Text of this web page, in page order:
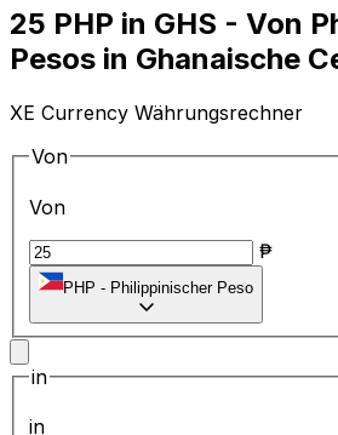
25 PHP in GHS - Von
Pesos in Ghanaische
XE Currency Währungsrechner
Von
Von
₱
PHP - Philippinischer Peso
in
in